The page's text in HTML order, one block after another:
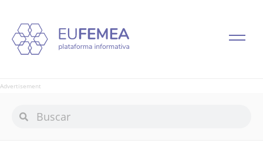
Advertisement